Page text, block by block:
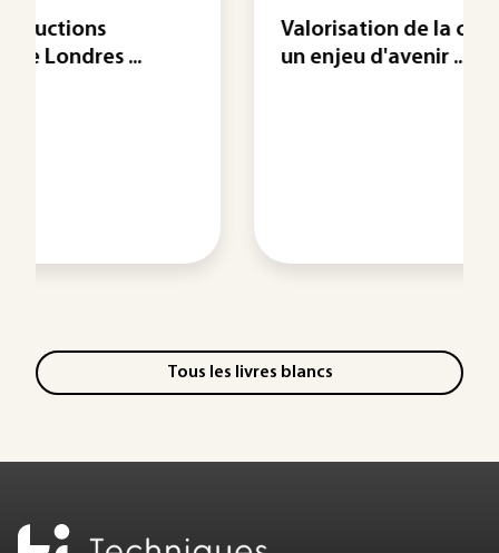
Valorisation de la chaleur fatale :
un enjeu d'avenir ...
Tous les livres blancs